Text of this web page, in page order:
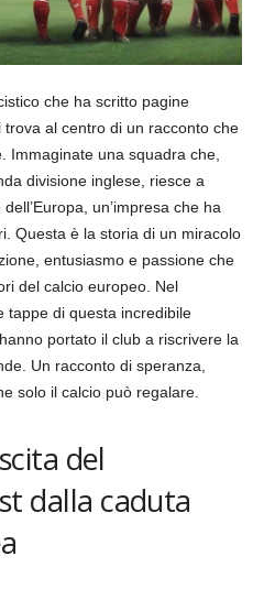
che ha scritto pagine
al centro di un racconto che
Immaginate una squadra che,
divisione inglese, riesce a
un’impresa che ha
Questa è la storia di un miracolo
entusiasmo e passione che
del calcio europeo. Nel
tappe di questa incredibile
portato il club a riscrivere la
Un racconto di speranza,
solo il calcio può regalare.
del
dalla caduta